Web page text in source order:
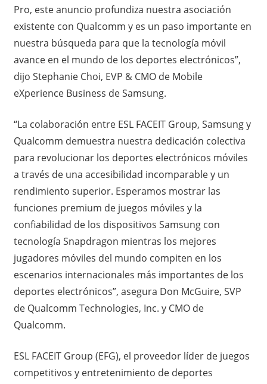
Pro, este anuncio profundiza nuestra asociación
existente con Qualcomm y es un paso importante en
nuestra búsqueda para que la tecnología móvil
avance en el mundo de los deportes electrónicos”,
dijo Stephanie Choi, EVP & CMO de Mobile
eXperience Business de Samsung.
“La colaboración entre ESL FACEIT Group, Samsung y
Qualcomm demuestra nuestra dedicación colectiva
para revolucionar los deportes electrónicos móviles
a través de una accesibilidad incomparable y un
rendimiento superior. Esperamos mostrar las
funciones premium de juegos móviles y la
confiabilidad de los dispositivos Samsung con
tecnología Snapdragon mientras los mejores
jugadores móviles del mundo compiten en los
escenarios internacionales más importantes de los
deportes electrónicos”, asegura Don McGuire, SVP
de Qualcomm Technologies, Inc. y CMO de
Qualcomm.
ESL FACEIT Group (EFG), el proveedor líder de juegos
competitivos y entretenimiento de deportes